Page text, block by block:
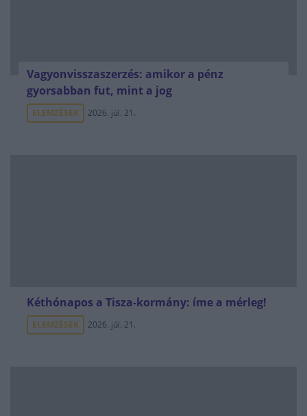
Vagyonvisszaszerzés: amikor a pénz
gyorsabban fut, mint a jog
ELEMZÉSEK 2026. júl. 21.
Kéthónapos a Tisza-kormány: íme a mérleg!
ELEMZÉSEK 2026. júl. 21.